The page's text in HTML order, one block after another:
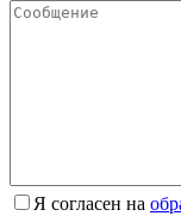
Я согласен на